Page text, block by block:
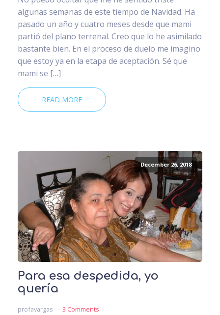
algunas semanas de este tiempo de Navidad. Ha
pasado un año y cuatro meses desde que mami
partió del plano terrenal. Creo que lo he asimilado
bastante bien. En el proceso de duelo me imagino
que estoy ya en la etapa de aceptación. Sé que
mami se […]
READ MORE
December 26, 2018
Para esa despedida, yo
quería
profavargas 3 Comments